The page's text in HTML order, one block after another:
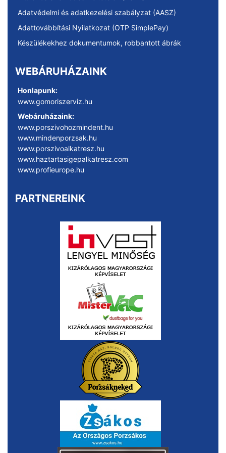
Adatvédelmi és adatkezelési szabályzat (AASZ)
Adattovábbítási Nyilatkozat (OTP SimplePay)
Készülékekhez dokumentumok, robbantott ábrák
WEBÁRUHÁZAINK
Honlapunk:
www.gomoriszerviz.hu
Webáruházaink:
www.porszivohozmindent.hu
www.mindenporzsak.hu
www.porszivoalkatresz.hu
www.haztartasigepalkatresz.com
www.profieurope.hu
PARTNEREINK